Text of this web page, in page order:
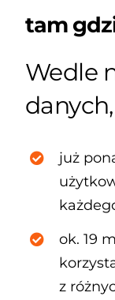
tam
Wedle
już
ok. 19
z